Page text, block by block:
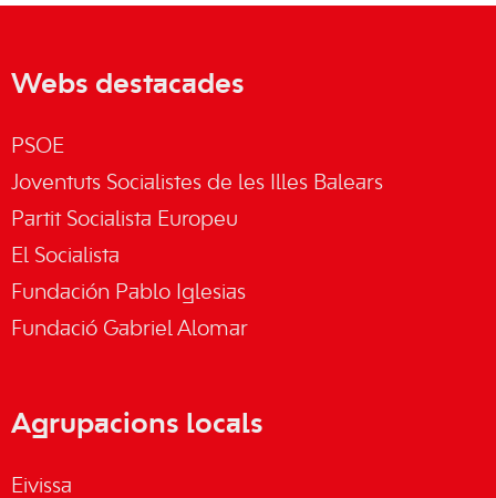
Webs destacades
PSOE
Joventuts Socialistes de les Illes Balears
Partit Socialista Europeu
El Socialista
Fundación Pablo Iglesias
Fundació Gabriel Alomar
Agrupacions locals
Eivissa